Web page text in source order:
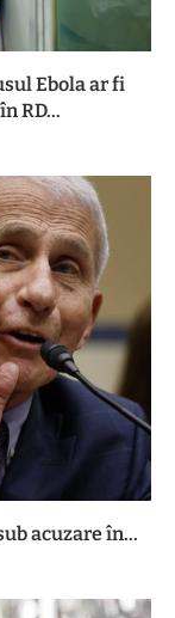
Ebola ar fi
RD...
acuzare în...